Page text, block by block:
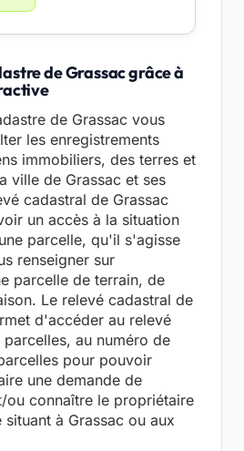
de Grassac grâce à
de Grassac vous
les enregistrements
immobiliers, des terres et
ville de Grassac et ses
cadastral de Grassac
un accès à la situation
parcelle, qu'il s'agisse
renseigner sur
parcelle de terrain, de
Le relevé cadastral de
d'accéder au relevé
au numéro de
pour pouvoir
une demande de
ou connaître le propriétaire
à Grassac ou aux